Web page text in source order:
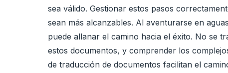
sea válido. Gestionar estos pasos
sean más alcanzables. Al aventurarse en
puede allanar el camino hacia el éxito. No se
estos documentos, y comprender los
de traducción de documentos facilitan el